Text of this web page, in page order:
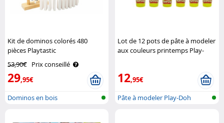
Kit de dominos colorés 480
pièces Playtastic
53,90€ Prix conseillé
29,95€
Dominos en bois
Lot de 12 pots de pâte à modeler
aux couleurs printemps Play-
12,95€
Pâte à modeler Play-Doh